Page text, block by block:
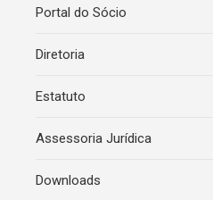
Portal do Sócio
Diretoria
Estatuto
Assessoria Jurídica
Downloads